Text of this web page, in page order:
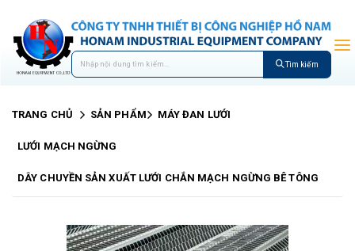
Tìm kiếm
TRANG CHỦ SẢN PHẨM MÁY ĐAN LƯỚI
LƯỚI MẠCH NGỪNG
DÂY CHUYỀN SẢN XUẤT LƯỚI CHẮN MẠCH NGỪNG BÊ TÔNG